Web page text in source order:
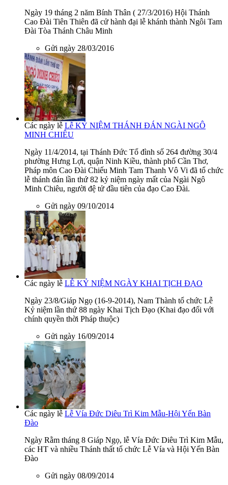
Ngày 19 tháng 2 năm Bính Thân ( 27/3/2016) Hội Thánh
Cao Đài Tiên Thiên đã cử hành đại lễ khánh thành Ngôi Tam
Đài Tòa Thánh Châu Minh
Gửi ngày 28/03/2016
Các ngày lễ Lễ KỶ NIỆM THÁNH ĐÁN NGÀI NGÔ
MINH CHIÊU
Ngày 11/4/2014, tại Thánh Đức Tổ đình số 264 đường 30/4
phường Hưng Lợi, quận Ninh Kiều, thành phố Cần Thơ,
Pháp môn Cao Đài Chiếu Minh Tam Thanh Vô Vi đã tổ chức
lễ thánh đán lần thứ 82 kỷ niệm ngày mất của Ngài Ngô
Minh Chiêu, người đệ tử đầu tiên của đạo Cao Đài.
Gửi ngày 09/10/2014
Các ngày lễ LỄ KỶ NIỆM NGÀY KHAI TỊCH ĐẠO
Ngày 23/8/Giáp Ngọ (16-9-2014), Nam Thành tổ chức Lễ
Kỷ niệm lần thứ 88 ngày Khai Tịch Đạo (Khai đạo đối với
chính quyền thời Pháp thuộc)
Gửi ngày 16/09/2014
Các ngày lễ Lễ Vía Đức Diêu Trì Kim Mẫu-Hội Yến Bàn
Đào
Ngày Rằm tháng 8 Giáp Ngọ, lễ Vía Đức Diêu Trì Kim Mẫu,
các HT và nhiều Thánh thất tổ chức Lễ Vía và Hội Yến Bàn
Đào
Gửi ngày 08/09/2014